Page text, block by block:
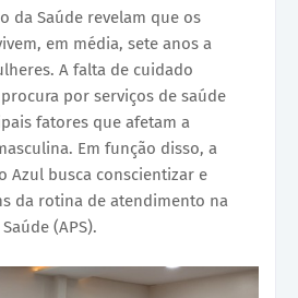
da Saúde revelam que os
em média, sete anos a
A falta de cuidado
por serviços de saúde
fatores que afetam a
Em função disso, a
Azul busca conscientizar e
da rotina de atendimento na
(APS).